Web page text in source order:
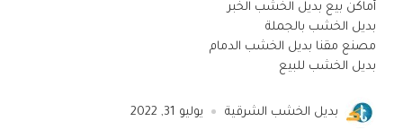
أماكن بيع بديل الخشب الخبر
بديل الخشب بالجملة
مصنع مقنا بديل الخشب الدمام
بديل الخشب للبيع
بديل الخشب الشرقية يوليو 31, 2022